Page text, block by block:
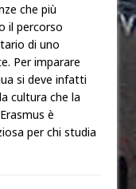
che più
il percorso
di uno
Per imparare
si deve infatti
cultura che la
è
per chi studia